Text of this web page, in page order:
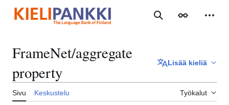
sisältöön
Haku Ulkoasu
FrameNet/aggregate
property
Lisää kieliä
Sivu Keskustelu Työkalut